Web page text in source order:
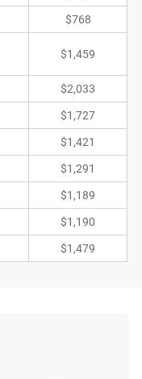
$768
$1,459
$2,033
$1,727
$1,421
$1,291
$1,189
$1,190
$1,479